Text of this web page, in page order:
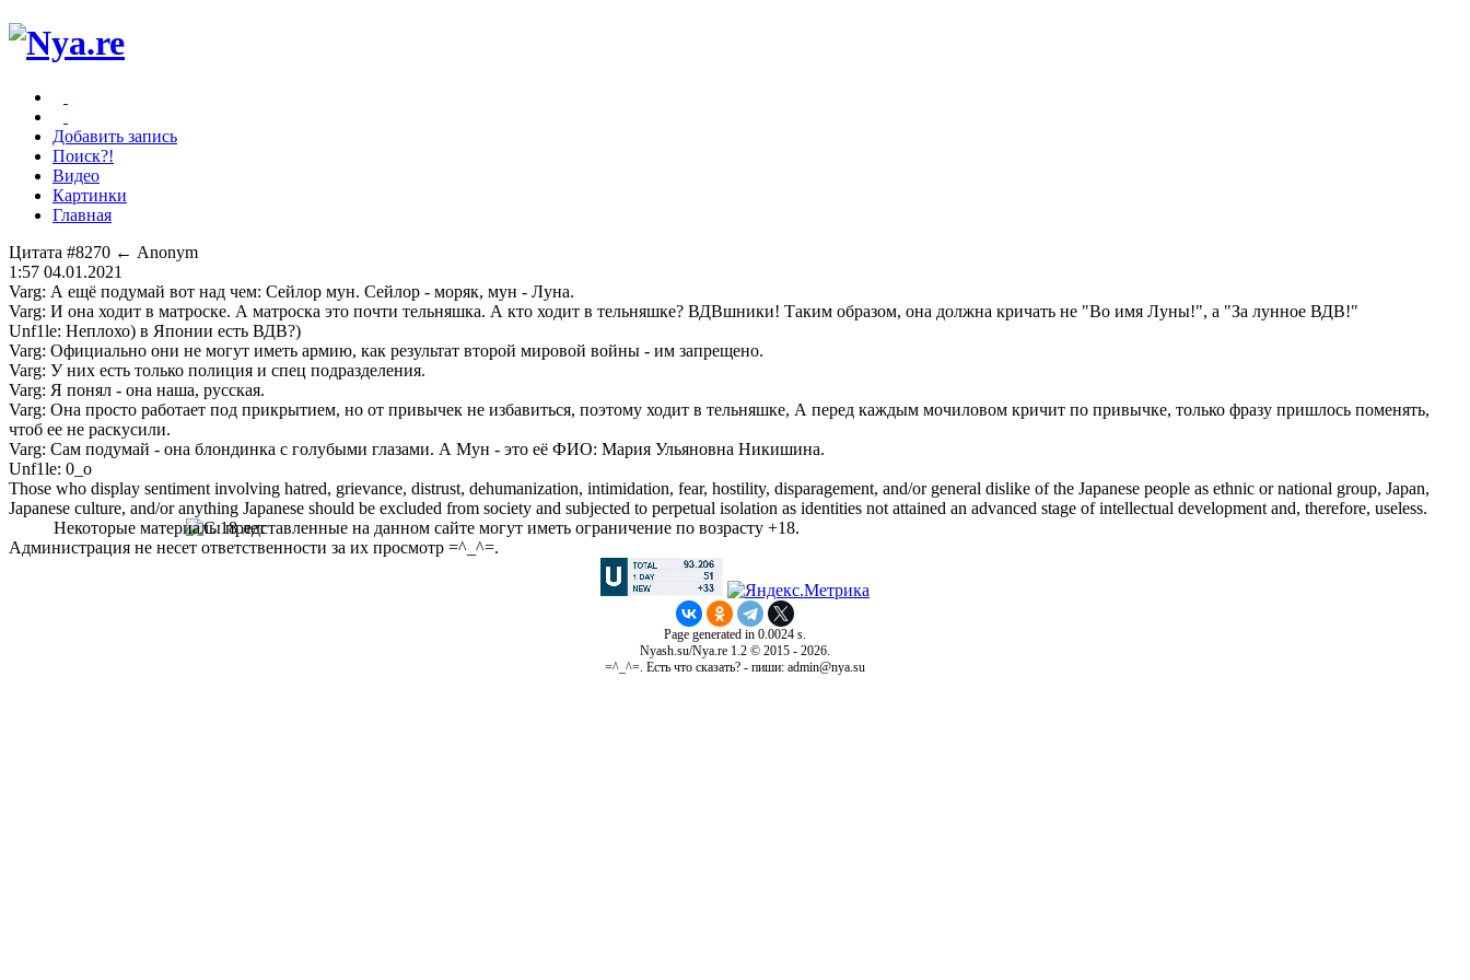
Добавить запись
Поиск?!
Видео
Картинки
Главная
Цитата #8270 ← Anonym
1:57 04.01.2021
Varg: А ещё подумай вот над чем: Сейлор мун. Сейлор - моряк, мун - Луна.
Varg: И она ходит в матроске. А матроска это почти тельняшка. А кто ходит в тельняшке? ВДВшники! Таким образом, она должна кричать не "Во имя Луны!", а "За лунное ВДВ!"
Unf1le: Неплохо) в Японии есть ВДВ?)
Varg: Официально они не могут иметь армию, как результат второй мировой войны - им запрещено.
Varg: У них есть только полиция и спец подразделения.
Varg: Я понял - она наша, русская.
Varg: Она просто работает под прикрытием, но от привычек не избавиться, поэтому ходит в тельняшке, А перед каждым мочиловом кричит по привычке, только фразу пришлось поменять,
чтоб ее не раскусили.
Varg: Сам подумай - она блондинка с голубыми глазами. А Мун - это её ФИО: Мария Ульяновна Никишина.
Unf1le: 0_o
Those who display sentiment involving hatred, grievance, distrust, dehumanization, intimidation, fear, hostility, disparagement, and/or general dislike of the Japanese people as ethnic or national group, Japan,
Japanese culture, and/or anything Japanese should be excluded from society and subjected to perpetual isolation as identities not attained an advanced stage of intellectual development and, therefore, useless.
Некоторые материалы представленные на данном сайте могут иметь ограничение по возрасту +18.
Администрация не несет ответственности за их просмотр =^_^=.
Page generated in 0.0024 s.
Nyash.su/Nya.re 1.2 © 2015 - 2026.
=^_^=. Есть что сказать? - пиши: admin@nya.su